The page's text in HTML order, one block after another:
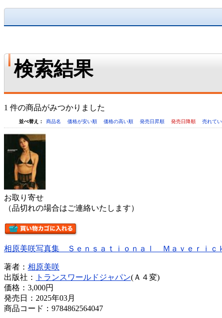
検索結果
1 件の商品がみつかりました
並べ替え： 商品名 価格が安い順 価格の高い順 発売日昇順 発売日降順 売れて
お取り寄せ
（品切れの場合はご連絡いたします）
相原美咲写真集 Ｓｅｎｓａｔｉｏｎａｌ Ｍａｖｅｒｉｃ
著者： 相原美咲
出版社：
トランスワールドジャパン(Ａ４変)
価格： 3,000円
発売日：2025年03月
商品コード：9784862564047